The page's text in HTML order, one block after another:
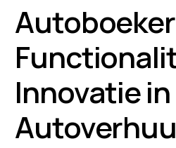
Innovatie in